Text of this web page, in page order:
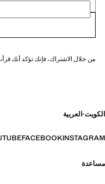
من خلال الاشتراك، فإنك تؤكد أنك
الكويت·العربية
INSTAGRAM
FACEBOOK
مساعدة